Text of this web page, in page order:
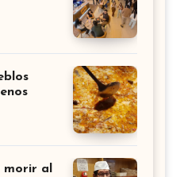
morir al